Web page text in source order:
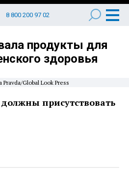
8 800 200 97 02
продукты для
здоровья
Global Look Press
присутствовать